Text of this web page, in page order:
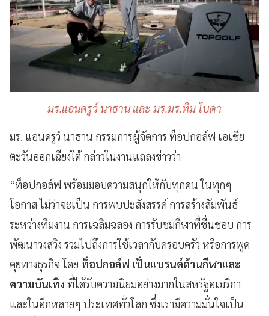
มร.แอนดรูว์ นาธาน และ มร.มร.ทิม โบดา
มร. แอนดรูว์ นาธาน กรรมการผู้จัดการ ท็อปกอล์ฟ เอเชีย
ตะวันออกเฉียงใต้ กล่าวในงานแถลงข่าวว่า
“ท็อปกอล์ฟ พร้อมมอบความสนุกให้กับทุกคน ในทุกๆ
โอกาส ไม่ว่าจะเป็น การพบปะสังสรรค์ การสร้างสัมพันธ์
ระหว่างทีมงาน การเฉลิมฉลอง การรับชมกีฬาที่ชื่นชอบ การ
พัฒนาวงสวิง รวมไปถึงการใช้เวลากับครอบครัว หรือการพูด
คุยทางธุรกิจ โดย ท็อปกอล์ฟ เป็นแบรนด์ด้านกีฬาและ
ความบันเทิง ที่ได้รับความนิยมอย่างมากในสหรัฐอเมริกา
และในอีกหลายๆ ประเทศทั่วโลก ซึ่งเรามีความมั่นใจเป็น